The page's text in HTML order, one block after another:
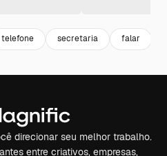
telefone secretaria falar
direcionar seu melhor trabalho.
entre criativos, empresas,